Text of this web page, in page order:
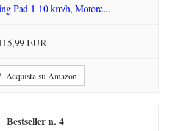
Pad 1-10 km/h, Motore...
EUR
Acquista su Amazon
4